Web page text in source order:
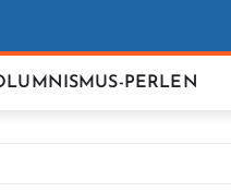
PERLEN